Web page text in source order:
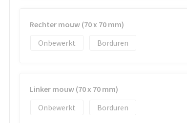
Rechter mouw (70 x 70 mm)
Onbewerkt
Borduren
Linker mouw (70 x 70 mm)
Onbewerkt
Borduren